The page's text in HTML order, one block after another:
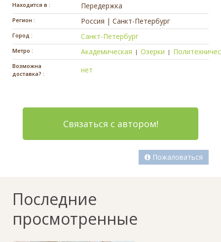
Находится в : Передержка
Регион : Россия | Санкт-Петербург
Город : Санкт-Петербург
Метро : Академическая | Озерки |
Возможна
доставка? :
нет
Связаться с автором!
Пожаловаться
Последние
просмотренные